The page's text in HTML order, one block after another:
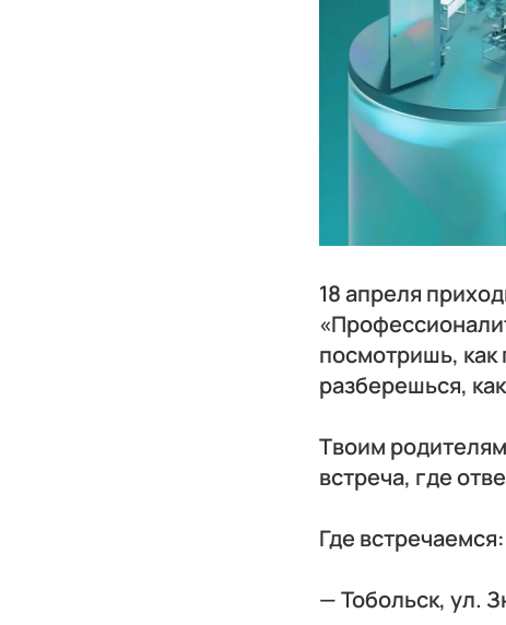
18 апреля
посмотришь,
разберешься,
Твоим
встреча, где
Где встречаемся:
— Тобольск, ул.